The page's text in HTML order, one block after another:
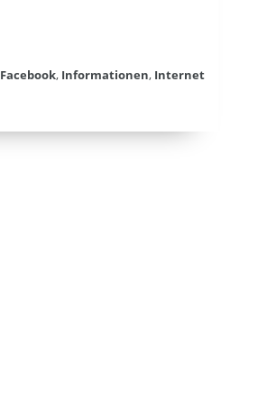
Facebook, Informationen, Internet